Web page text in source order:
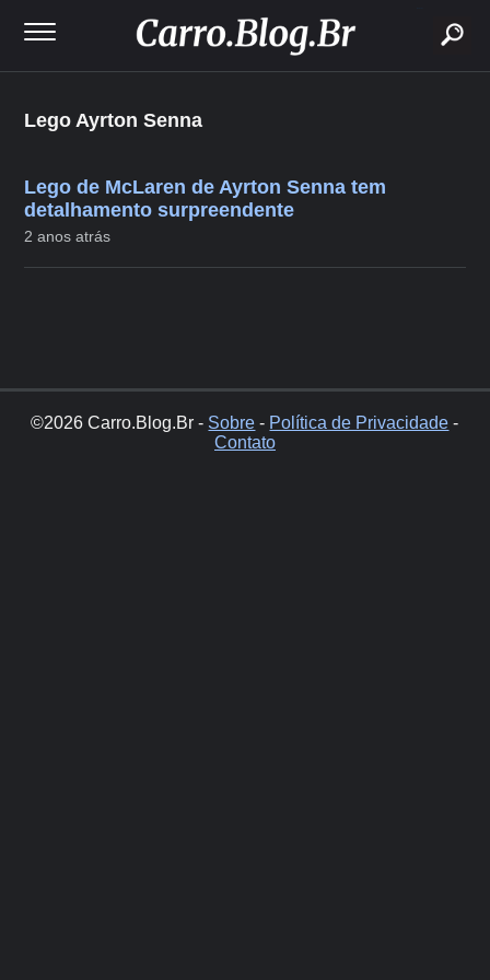
Lego Ayrton Senna
Lego de McLaren de Ayrton Senna tem
detalhamento surpreendente
2 anos atrás
©2026 Carro.Blog.Br - Sobre - Política de Privacidade -
Contato